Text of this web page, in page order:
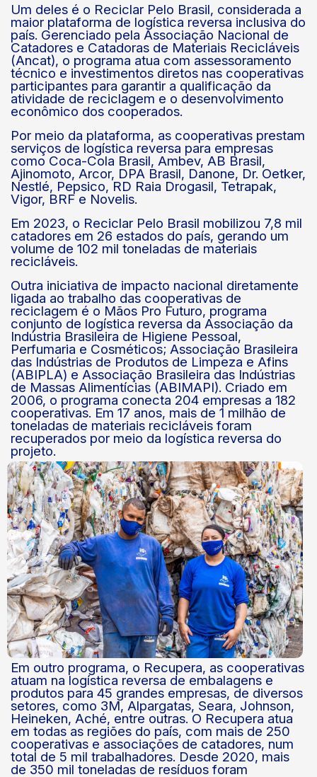
Um deles é o Reciclar Pelo Brasil, considerada a
maior plataforma de logística reversa inclusiva do
país. Gerenciado pela Associação Nacional de
Catadores e Catadoras de Materiais Recicláveis
(Ancat), o programa atua com assessoramento
técnico e investimentos diretos nas cooperativas
participantes para garantir a qualificação da
atividade de reciclagem e o desenvolvimento
econômico dos cooperados.
Por meio da plataforma, as cooperativas prestam
serviços de logística reversa para empresas
como Coca-Cola Brasil, Ambev, AB Brasil,
Ajinomoto, Arcor, DPA Brasil, Danone, Dr. Oetker,
Nestlé, Pepsico, RD Raia Drogasil, Tetrapak,
Vigor, BRF e Novelis.
Em 2023, o Reciclar Pelo Brasil mobilizou 7,8 mil
catadores em 26 estados do país, gerando um
volume de 102 mil toneladas de materiais
recicláveis.
Outra iniciativa de impacto nacional diretamente
ligada ao trabalho das cooperativas de
reciclagem é o Mãos Pro Futuro, programa
conjunto de logística reversa da Associação da
Indústria Brasileira de Higiene Pessoal,
Perfumaria e Cosméticos; Associação Brasileira
das Indústrias de Produtos de Limpeza e Afins
(ABIPLA) e Associação Brasileira das Indústrias
de Massas Alimentícias (ABIMAPI). Criado em
2006, o programa conecta 204 empresas a 182
cooperativas. Em 17 anos, mais de 1 milhão de
toneladas de materiais recicláveis foram
recuperados por meio da logística reversa do
projeto.
Em outro programa, o Recupera, as cooperativas
atuam na logística reversa de embalagens e
produtos para 45 grandes empresas, de diversos
setores, como 3M, Alpargatas, Seara, Johnson,
Heineken, Aché, entre outras. O Recupera atua
em todas as regiões do país, com mais de 250
cooperativas e associações de catadores, num
total de 5 mil trabalhadores. Desde 2020, mais
de 350 mil toneladas de resíduos foram